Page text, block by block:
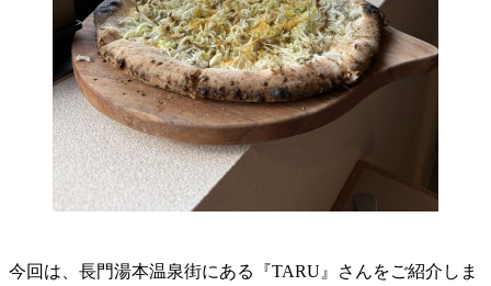
今回は、長門湯本温泉街にある『TARU』さんをご紹介しま